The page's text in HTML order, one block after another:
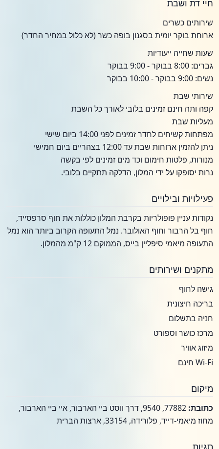
חיי דת ושבת
שירותים כשרים
ארוחת בוקר יומית בסגנון בופה כשר (לא כלול במחיר החדר)
שעות שחייה ייעודיות
גברים: 8:00 בבוקר - 9:00 בבוקר
נשים: 9:00 בבוקר - 10:00 בבוקר
שירותי שבת
קפה ותה חינם זמינים בלובי לאורך כל השבת
מעליות שבת
מפתחות קשיחים לחדר זמינים לפני 14:00 ביום שישי
ניתן להזמין ארוחות שבת עד 12:00 בצהריים ביום חמישי
מנורות, פלטות חימום וכד מים זמינים לפי בקשה
נרות יסופקו על ידי המלון, הדלקה תתקיים בלובי.
פעילויות ובילויים
נקודות עניין פופולריות בקרבת המלון כוללות את חוף סרפסייד,
חוף בל הרבור וחוף האולובר. נמל התעופה הקרוב ביותר הוא נמל
התעופה מיאמי סיפליין בייס, הממוקם 12 ק"מ מהמלון.
מתקנים ושירותים
גישה לחוף
בריכה חיצונית
חניה בתשלום
מרכז כושר וספורט
מיזוג אוויר
Wi-Fi חינם
מיקום
כתובת:
77882, 9540, דרך ווסט ביי הארבור, איי ביי הארבור,
מחוז מיאמי-דייד, פלורידה, 33154, ארצות הברית
תגיות